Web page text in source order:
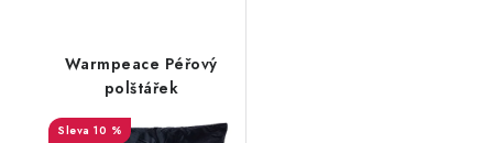
Warmpeace Péřový
polštářek
10 %